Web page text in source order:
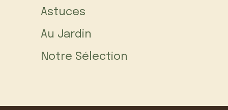
Astuces
Au Jardin
Notre Sélection